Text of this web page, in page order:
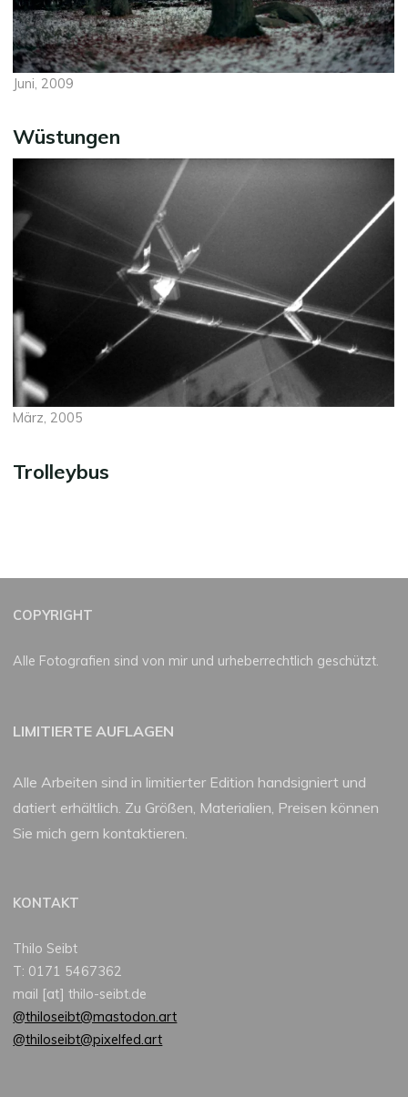
Juni, 2009
Wüstungen
März, 2005
Trolleybus
COPYRIGHT
Alle Fotografien sind von mir und urheberrechtlich geschützt.
LIMITIERTE AUFLAGEN
Alle Arbeiten sind in limitierter Edition handsigniert und
datiert erhältlich. Zu Größen, Materialien, Preisen können
Sie mich gern kontaktieren.
KONTAKT
Thilo Seibt
T: 0171 5467362
mail [at] thilo-seibt.de
@thiloseibt@mastodon.art
@thiloseibt@pixelfed.art